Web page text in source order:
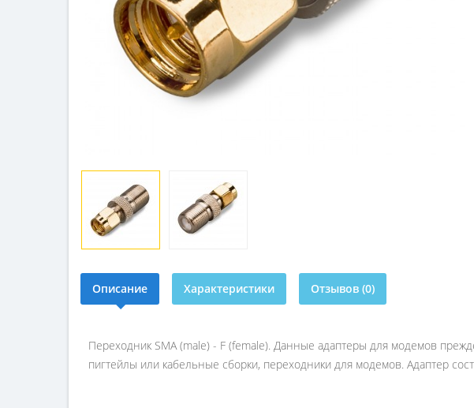
Описание Характеристики Отзывов (0)
Переходник SMA (male) - F (female). Данные адаптеры для модемов
пигтейлы или кабельные сборки, переходники для модемов. Адаптер